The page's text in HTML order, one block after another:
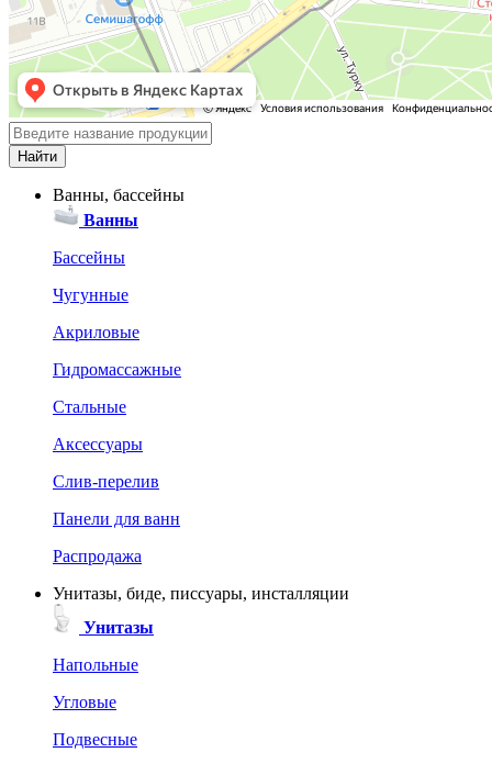
Ванны, бассейны
Ванны
Бассейны
Чугунные
Акриловые
Гидромассажные
Стальные
Аксессуары
Слив-перелив
Панели для ванн
Распродажа
Унитазы, биде, писсуары, инсталляции
Унитазы
Напольные
Угловые
Подвесные